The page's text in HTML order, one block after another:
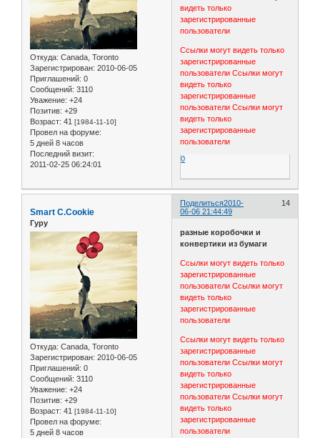
Откуда: Canada, Toronto
Зарегистрирован: 2010-06-05
Приглашений: 0
Сообщений: 3110
Уважение: +24
Позитив: +29
Возраст: 41 [1984-11-10]
Провел на форуме:
5 дней 8 часов
Последний визит:
2011-02-25 06:24:01
видеть только
зарегистрированные
пользователи
Ссылки могут видеть только
зарегистрированные
пользователи Ссылки могут
видеть только
зарегистрированные
пользователи Ссылки могут
видеть только
зарегистрированные
пользователи
0
Поделиться 14
2010-
06-06 21:44:49
Smart C.Cookie
Гуру
Откуда: Canada, Toronto
Зарегистрирован: 2010-06-05
Приглашений: 0
Сообщений: 3110
Уважение: +24
Позитив: +29
Возраст: 41 [1984-11-10]
Провел на форуме:
5 дней 8 часов
разные коробочки и
конвертики из бумаги
Ссылки могут видеть только
зарегистрированные
пользователи Ссылки могут
видеть только
зарегистрированные
пользователи
Ссылки могут видеть только
зарегистрированные
пользователи Ссылки могут
видеть только
зарегистрированные
пользователи Ссылки могут
видеть только
зарегистрированные
пользователи